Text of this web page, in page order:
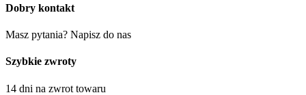
Dobry kontakt
Masz pytania? Napisz do nas
Szybkie zwroty
14 dni na zwrot towaru